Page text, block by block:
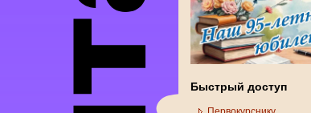
Быстрый доступ